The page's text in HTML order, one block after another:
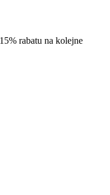
rabatu na kolejne